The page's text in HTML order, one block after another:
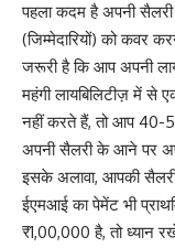
पहला कदम है अपनी
(जिम्मेदारियों) को कवर
जरूरी है कि आप अपनी
महंगी लायबिलिटीज़ में से
नहीं करते हैं, तो आप
अपनी सैलरी के आने पर
इसके अलावा, आपकी
ईएमआई का पेमेंट भी
₹1,00,000 है, तो